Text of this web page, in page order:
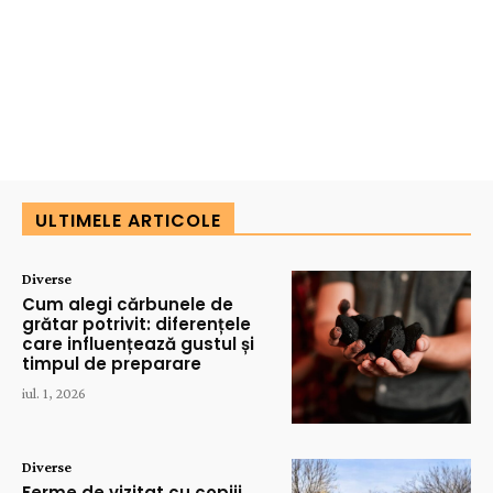
ULTIMELE ARTICOLE
Diverse
Cum alegi cărbunele de
grătar potrivit: diferențele
care influențează gustul și
timpul de preparare
iul. 1, 2026
Diverse